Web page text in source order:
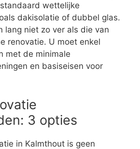
wettelijke
dakisolatie of dubbel glas.
lang niet zo ver als die van
renovatie. U moet enkel
met de minimale
en basiseisen voor
3 opties
in Kalmthout is geen